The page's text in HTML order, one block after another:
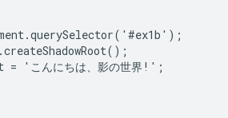
'こんにちは、影の世界!';